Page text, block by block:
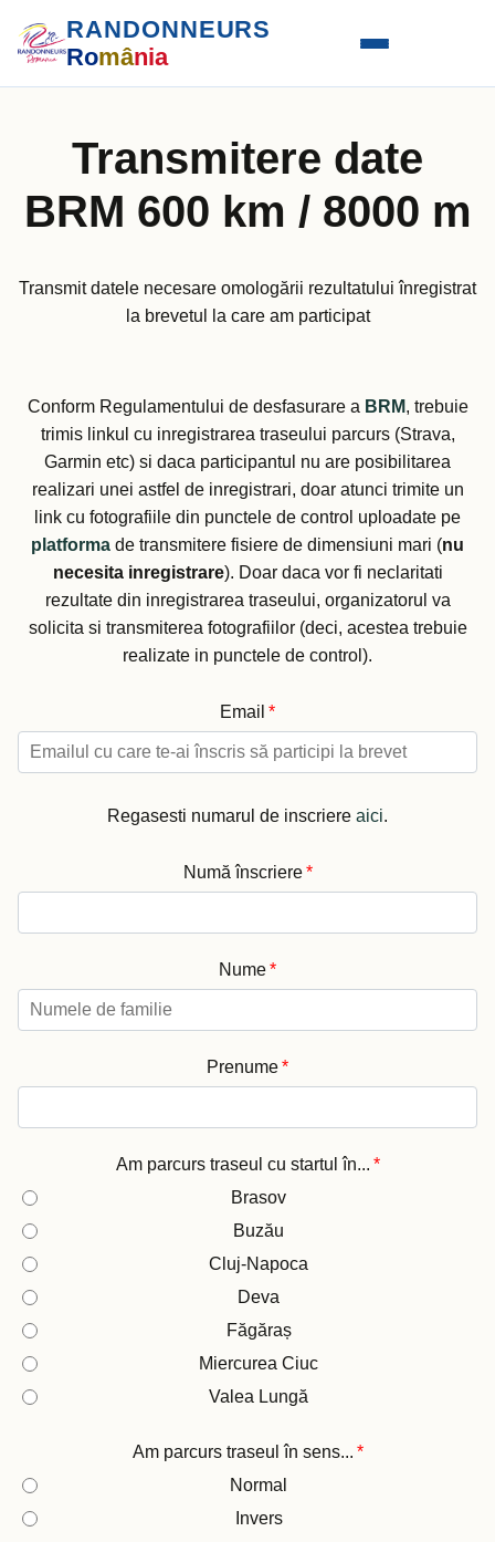
RANDONNEURS
România
Transmitere date
BRM 600 km / 8000 m
Transmit datele necesare omologării rezultatului înregistrat
la brevetul la care am participat
Conform Regulamentului de desfasurare a BRM, trebuie
trimis linkul cu inregistrarea traseului parcurs (Strava,
Garmin etc) si daca participantul nu are posibilitarea
realizari unei astfel de inregistrari, doar atunci trimite un
link cu fotografiile din punctele de control uploadate pe
platforma de transmitere fisiere de dimensiuni mari (nu
necesita inregistrare). Doar daca vor fi neclaritati
rezultate din inregistrarea traseului, organizatorul va
solicita si transmiterea fotografiilor (deci, acestea trebuie
realizate in punctele de control).
Email *
Regasesti numarul de inscriere aici.
Numă înscriere *
Nume*
Prenume*
Am parcurs traseul cu startul în... *
Brasov
Buzău
Cluj-Napoca
Deva
Făgăraș
Miercurea Ciuc
Valea Lungă
Am parcurs traseul în sens... *
Normal
Invers